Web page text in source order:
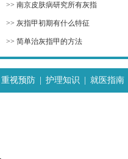
>> 南京皮肤病研究所有灰指
>> 灰指甲初期有什么特征
>> 简单治灰指甲的方法
重视预防 护理知识 就医指南